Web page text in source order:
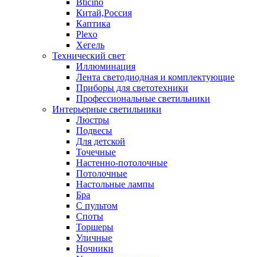
Bticino
Китай,Россия
Каптика
Plexo
Хегель
Технический свет
Иллюминация
Лента светодиодная и комплектующие
Приборы для светотехники
Профессиональные светильники
Интерьерные светильники
Люстры
Подвесы
Для детской
Точечные
Настенно-потолочные
Потолочные
Настольные лампы
Бра
С пультом
Споты
Торшеры
Уличные
Ночники